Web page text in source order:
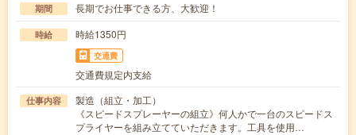
期間 長期でお仕事できる方、大歓迎！
時給 時給1350円
交通費
交通費規定内支給
仕事内容
製造（組立・加工）
《スピードスプレーヤーの組立》何人かで一台のスピードス
プライヤーを組み立てていただきます。工具を使用…